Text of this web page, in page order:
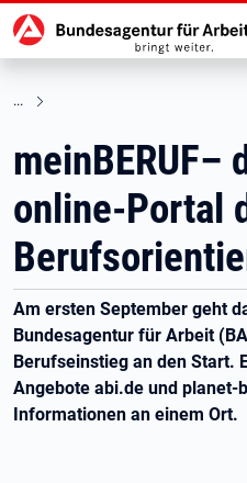
zu den Hauptinhalten springen
meinBERUF–
online-Portal
Am ersten September geht
Bundesagentur für Arbeit
Berufseinstieg an den Start.
Angebote abi.de und
Informationen an einem Ort.